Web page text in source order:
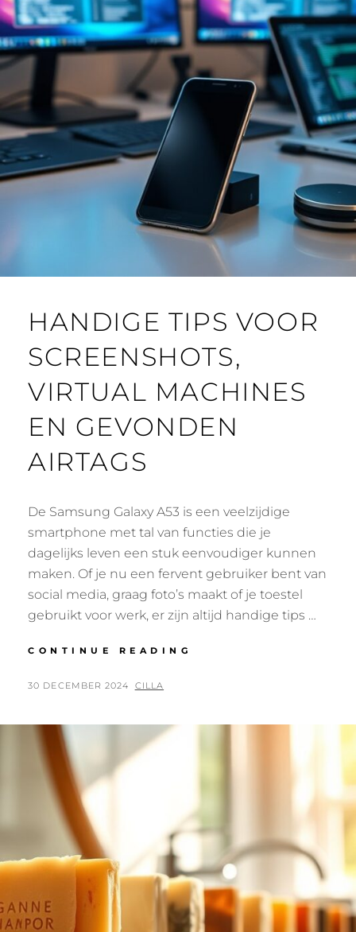
HANDIGE TIPS VOOR
SCREENSHOTS,
VIRTUAL MACHINES
EN GEVONDEN
AIRTAGS
De Samsung Galaxy A53 is een veelzijdige
smartphone met tal van functies die je
dagelijks leven een stuk eenvoudiger kunnen
maken. Of je nu een fervent gebruiker bent van
social media, graag foto’s maakt of je toestel
gebruikt voor werk, er zijn altijd handige tips …
CONTINUE READING
POSTED
30 DECEMBER 2024 BY
CILLA